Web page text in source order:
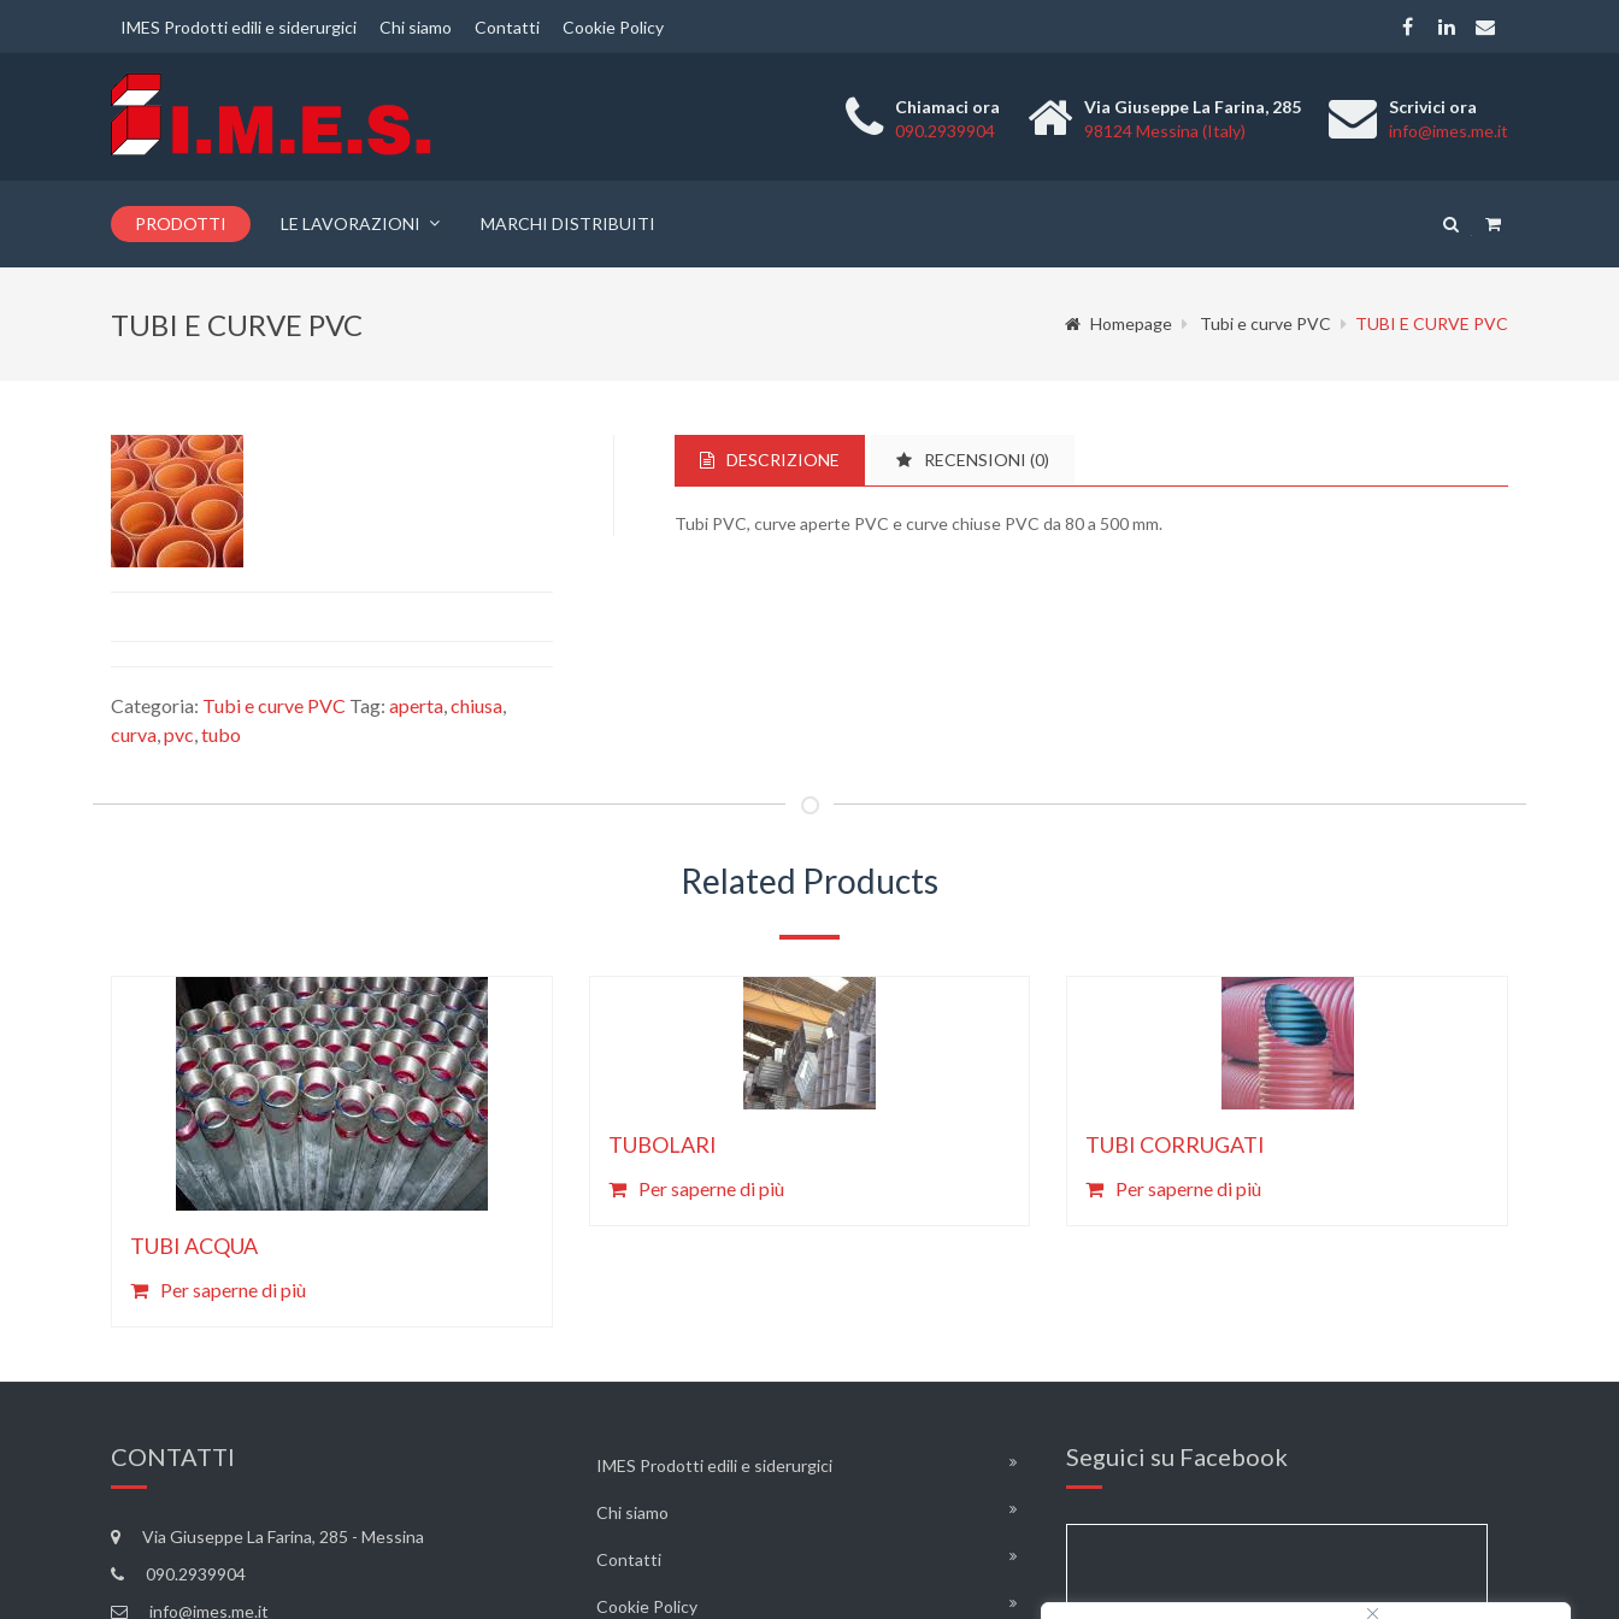
IMES Prodotti edili e siderurgici Chi siamo Contatti Cookie Policy
Chiamaci ora
090.2939904
Via Giuseppe La Farina, 285
98124 Messina (Italy)
Scrivici ora
info@imes.me.it
PRODOTTI LE LAVORAZIONI MARCHI DISTRIBUITI
TUBI E CURVE PVC Homepage Tubi e curve PVC TUBI E CURVE PVC
Categoria: Tubi e curve PVC Tag: aperta,chiusa,
curva,pvc,tubo
DESCRIZIONE RECENSIONI (0)
Tubi PVC, curve aperte PVC e curve chiuse PVC da 80 a 500 mm.
Related Products
TUBI ACQUA
Per saperne di più
TUBOLARI
Per saperne di più
TUBI CORRUGATI
Per saperne di più
CONTATTI
Via Giuseppe La Farina, 285 - Messina
090.2939904
info@imes.me.it
IMES Prodotti edili e siderurgici
Chi siamo
Contatti
Cookie Policy
Seguici su Facebook